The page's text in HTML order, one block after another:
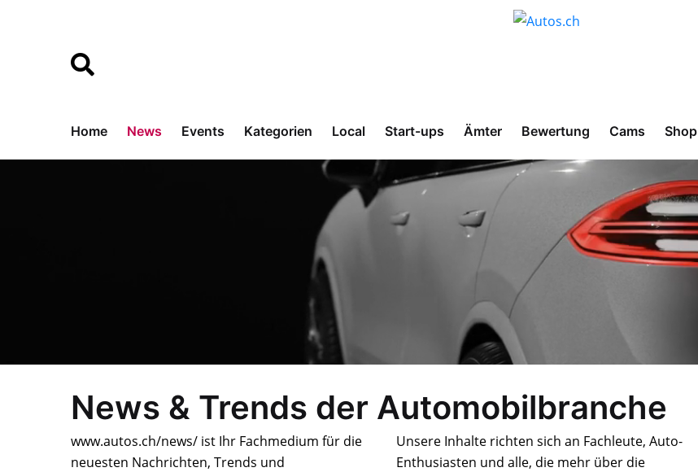
Home News Events Kategorien Local Start-ups Ämter Bewertung Cams Shop
News & Trends der Automobilbranche
www.autos.ch/news/ ist Ihr Fachmedium für die
neuesten Nachrichten, Trends und
Unsere Inhalte richten sich an Fachleute, Auto-
Enthusiasten und alle, die mehr über die